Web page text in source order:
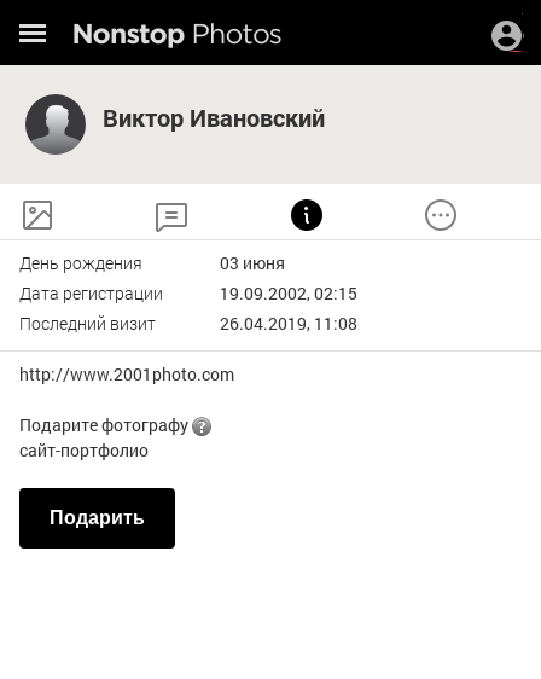
Виктор Ивановский
День рождения
03 июня
Дата регистрации
19.09.2002, 02:15
Последний визит
26.04.2019, 11:08
http://www.2001photo.com
Подарите фотографу
сайт-портфолио
Подарить